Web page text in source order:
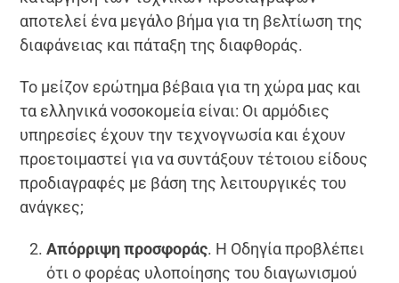
αποτελεί ένα μεγάλο βήμα για τη βελτίωση της
διαφάνειας και πάταξη της διαφθοράς.
Το μείζον ερώτημα βέβαια για τη χώρα μας και
τα ελληνικά νοσοκομεία είναι: Οι αρμόδιες
υπηρεσίες έχουν την τεχνογνωσία και έχουν
προετοιμαστεί για να συντάξουν τέτοιου είδους
προδιαγραφές με βάση της λειτουργικές του
ανάγκες;
Απόρριψη προσφοράς. Η Οδηγία προβλέπει
ότι ο φορέας υλοποίησης του διαγωνισμού